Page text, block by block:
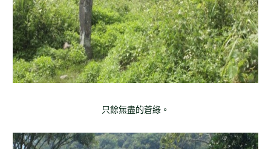
只餘無盡的蒼綠。